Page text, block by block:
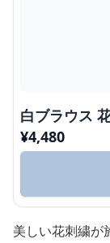
白ブラウス
¥4,480
美しい花刺繍が